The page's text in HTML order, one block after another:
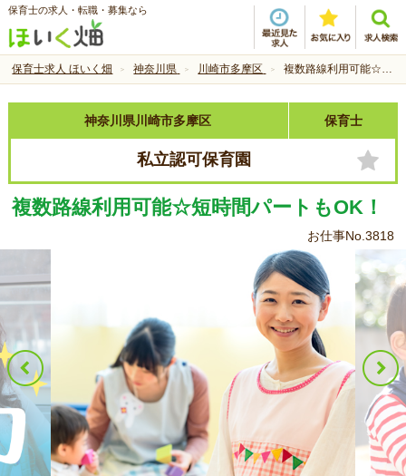
保育士の求人・転職・募集なら
保育士求人 ほいく畑 神奈川県 川崎市多摩区 複数路線利用可能☆短時間パートもOK！
神奈川県川崎市多摩区 保育士
私立認可保育園
複数路線利用可能☆短時間パートもOK！
お仕事No.3818